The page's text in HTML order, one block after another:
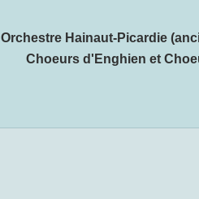
Orchestre Hainaut-Picardie
Choeurs d'Enghien et